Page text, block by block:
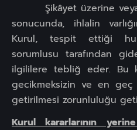
Şikâyet üzerine
sonucunda, ihlalin
Kurul, tespit ettiği
sorumlusu tarafından
ilgililere tebliğ eder. Bu
gecikmeksizin ve en
getirilmesi zorunluluğu
Kurul kararlarının